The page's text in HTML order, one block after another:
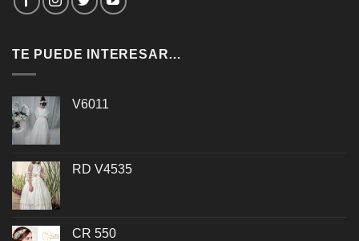
TE PUEDE INTERESAR…
V6011
RD V4535
CR 550